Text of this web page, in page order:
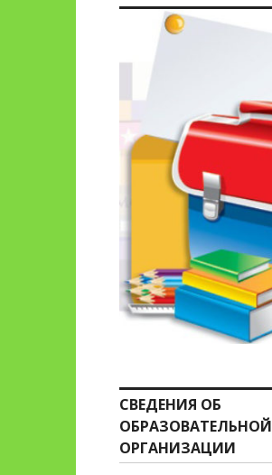
СВЕДЕНИЯ ОБ
ОБРАЗОВАТЕЛЬНОЙ
ОРГАНИЗАЦИИ